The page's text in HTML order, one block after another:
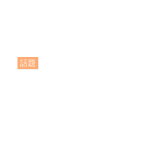
話題